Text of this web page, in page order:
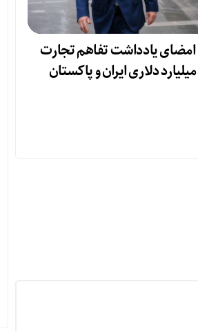
امضای یادداشت تفاهم تجارت